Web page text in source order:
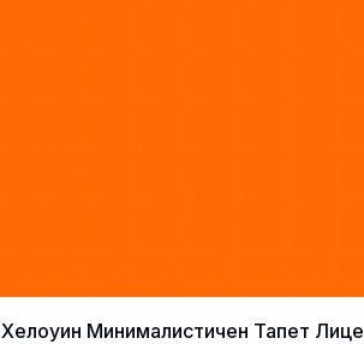
Хелоуин Минималистичен Тапет